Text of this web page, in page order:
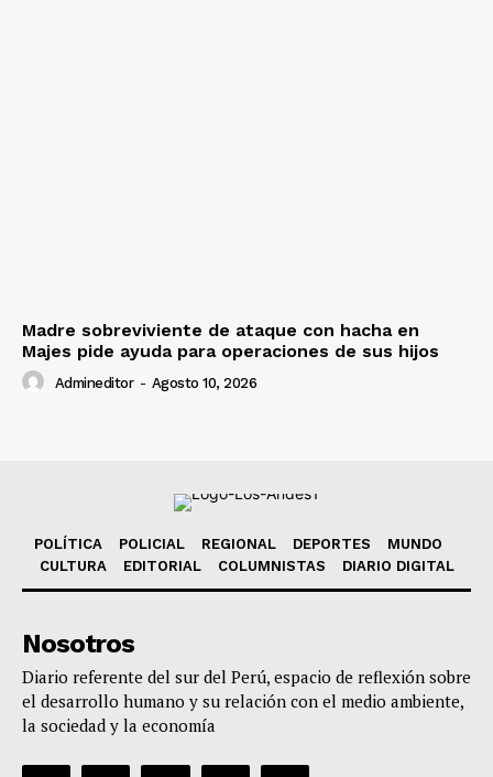
Madre sobreviviente de ataque con hacha en
Majes pide ayuda para operaciones de sus hijos
Admineditor - Agosto 10, 2026
POLÍTICA POLICIAL REGIONAL DEPORTES
MUNDO
CULTURA
EDITORIAL COLUMNISTAS DIARIO DIGITAL
Nosotros
Diario referente del sur del Perú, espacio de reflexión sobre
el desarrollo humano y su relación con el medio ambiente,
la sociedad y la economía